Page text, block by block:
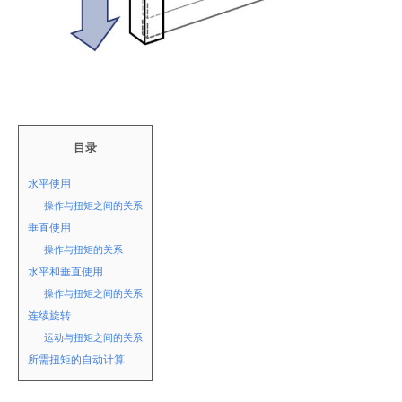
目录
水平使用
操作与扭矩之间的关系
垂直使用
操作与扭矩的关系
水平和垂直使用
操作与扭矩之间的关系
连续旋转
运动与扭矩之间的关系
所需扭矩的自动计算